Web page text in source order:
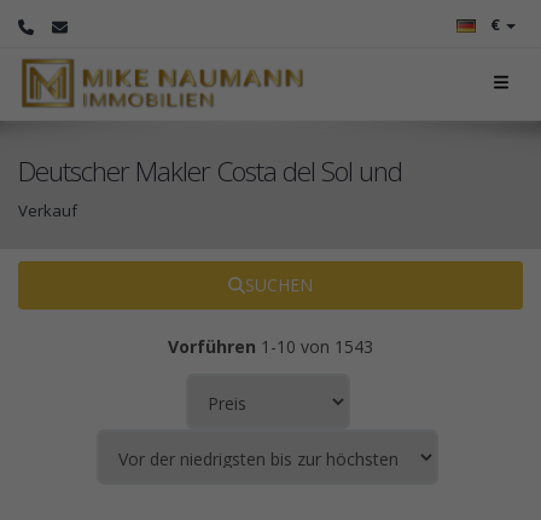
€
Deutscher Makler Costa del Sol und
Verkauf
SUCHEN
Vorführen 1-10 von 1543